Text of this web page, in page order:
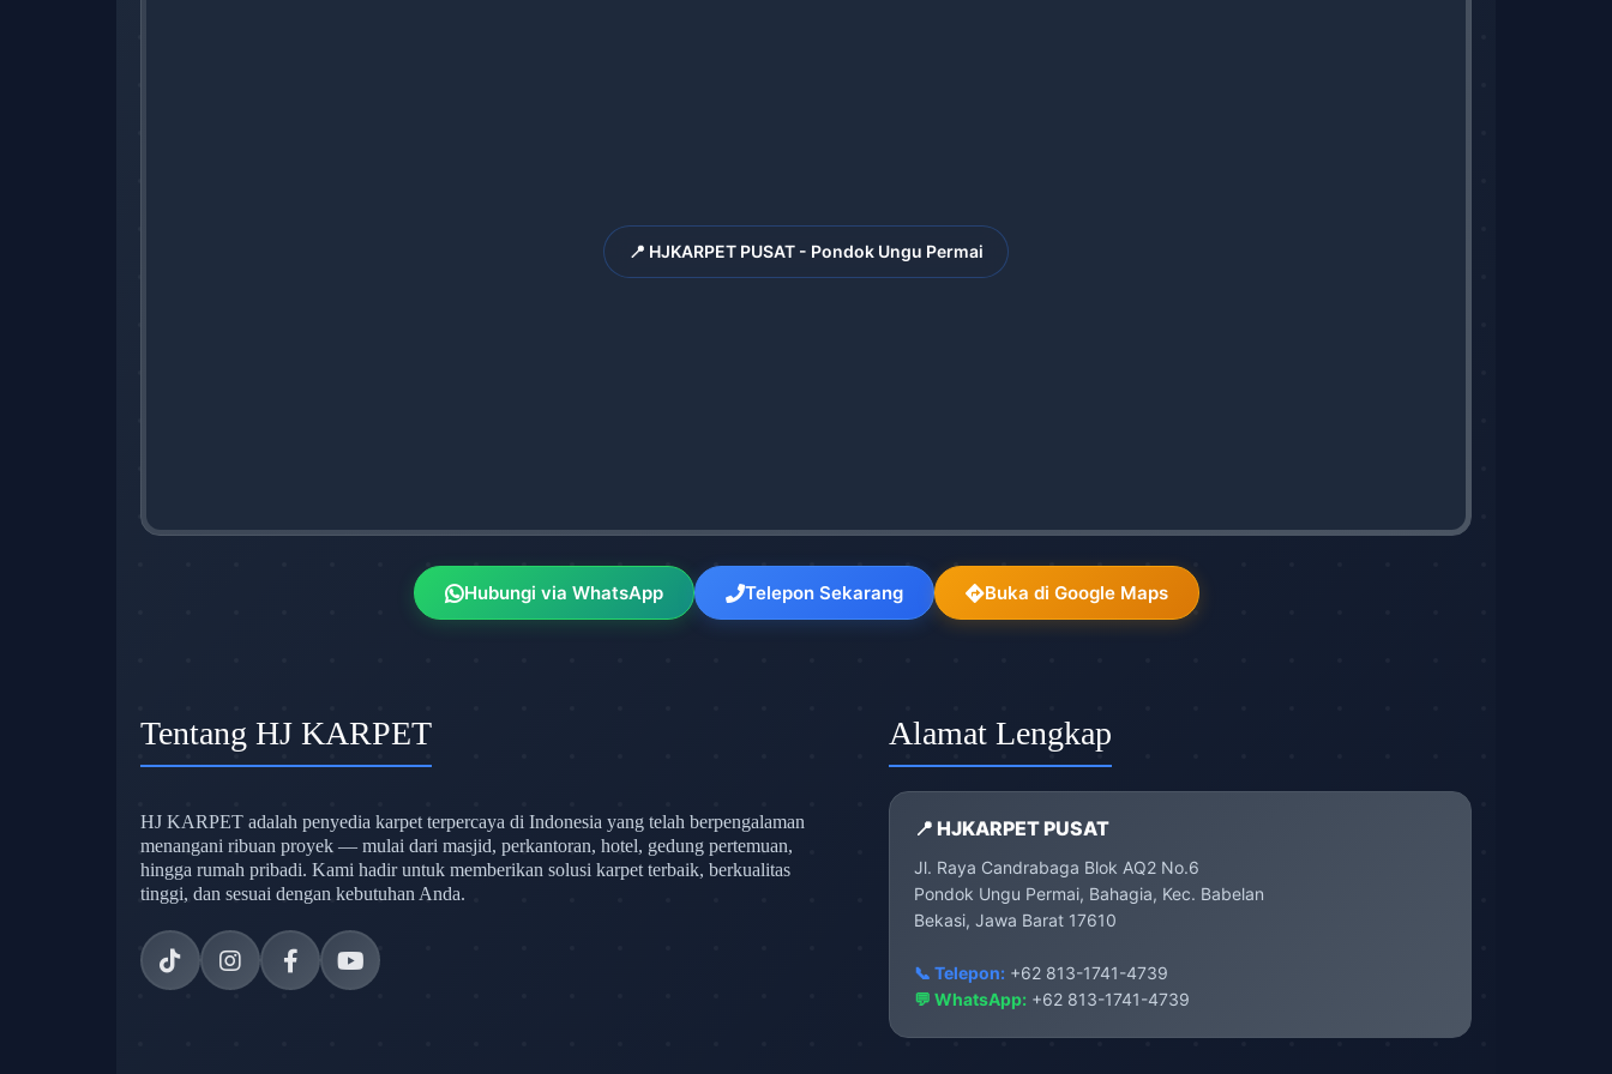
📍 HJKARPET PUSAT - Pondok Ungu Permai
Hubungi via WhatsApp Telepon Sekarang Buka di Google Maps
Tentang HJ KARPET
HJ KARPET adalah penyedia karpet terpercaya di Indonesia yang telah berpengalaman
menangani ribuan proyek — mulai dari masjid, perkantoran, hotel, gedung pertemuan,
hingga rumah pribadi. Kami hadir untuk memberikan solusi karpet terbaik, berkualitas
tinggi, dan sesuai dengan kebutuhan Anda.
Alamat Lengkap
📍 HJKARPET PUSAT
Jl. Raya Candrabaga Blok AQ2 No.6
Pondok Ungu Permai, Bahagia, Kec. Babelan
Bekasi, Jawa Barat 17610
📞 Telepon:+62 813-1741-4739
💬 WhatsApp: +62 813-1741-4739